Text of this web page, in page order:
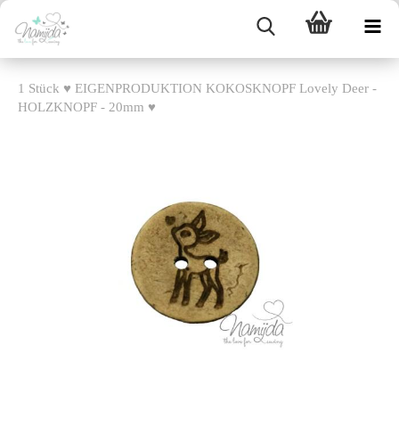
1 Stück ♥ EIGENPRODUKTION KOKOSKNOPF Lovely Deer -
HOLZKNOPF - 20mm ♥